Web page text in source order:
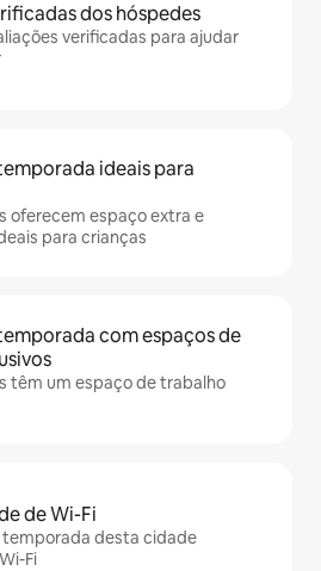
dos hóspedes
verificadas para ajudar
ideais para
oferecem espaço extra e
para crianças
com espaços de
têm um espaço de trabalho
de Wi-Fi
temporada desta cidade
Fi